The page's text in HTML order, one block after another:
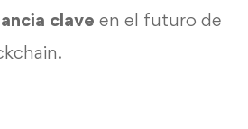
clave en el futuro de